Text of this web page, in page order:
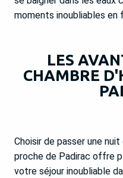
moments inoubliables en
LES
CHAMBRE
Choisir de passer une
proche de Padirac offre
votre séjour inoubliable